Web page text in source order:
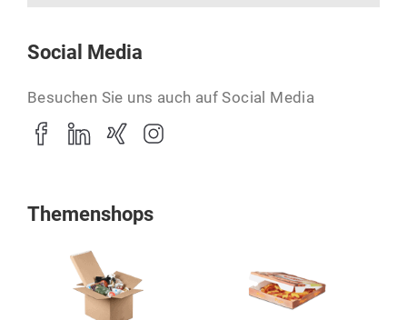
Social Media
Besuchen Sie uns auch auf Social Media
Themenshops